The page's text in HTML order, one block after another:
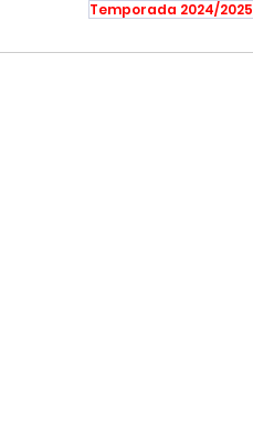
Temporada 2024/2025